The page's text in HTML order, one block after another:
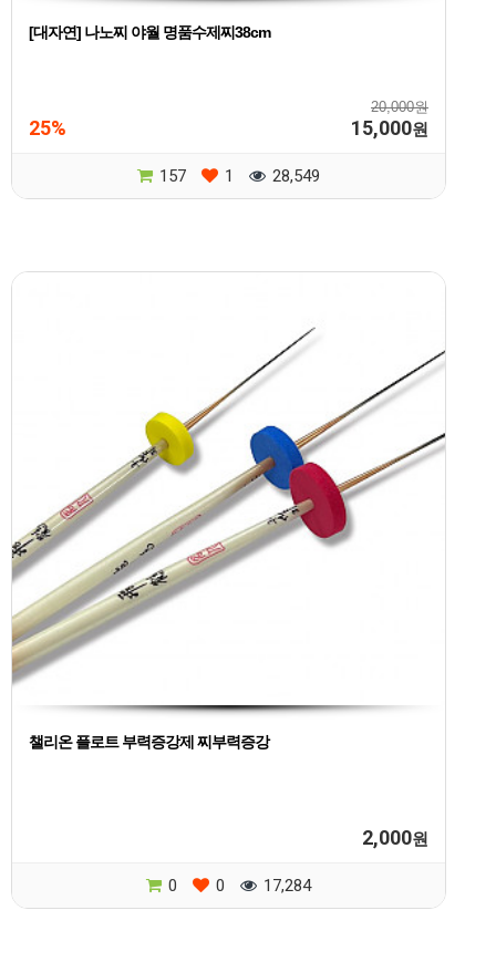
[대자연] 나노찌 야월 명품수제찌38cm
20,000원
25% 15,000원
157 1 28,549
챌리온 플로트 부력증강제 찌부력증강
2,000원
0 0 17,284